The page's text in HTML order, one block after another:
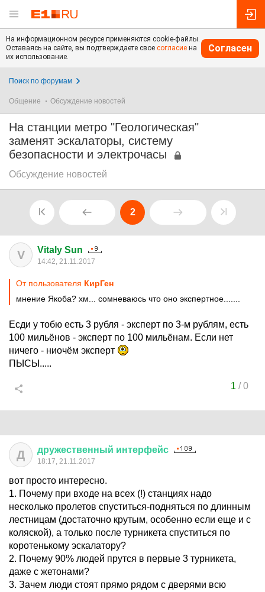
На информационном ресурсе применяются cookie-файлы.
Оставаясь на сайте, вы подтверждаете свое согласие на
их использование.
Согласен
Поиск по форумам
Общение Обсуждение новостей
На станции метро "Геологическая"
заменят эскалаторы, систему
безопасности и электрочасы
Обсуждение новостей
2
V Vitaly Sun
14:42, 21.11.2017
От пользователя КирГен
мнение Якоба? хм... сомневаюсь что оно экспертное.......
Есди у тобю есть 3 рубля - эксперт по 3-м рублям, есть
100 мильёнов - эксперт по 100 мильёнам. Если нет
ничего - ниочём эксперт
ПЫСЫ.....
1 /0
Д дружественный интерфейс
18:17, 21.11.2017
вот просто интересно.
1. Почему при входе на всех (!) станциях надо
несколько пролетов спуститься-подняться по длинным
лестницам (достаточно крутым, особенно если еще и с
коляской), а только после турникета спуститься по
коротенькому эскалатору?
2. Почему 90% людей прутся в первые 3 турникета,
даже с жетонами?
3. Зачем люди стоят прямо рядом с дверями всю